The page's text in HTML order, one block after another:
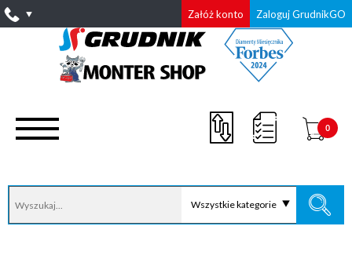
Załóż konto Zaloguj GrudnikGO
Wszystkie kategorie
0